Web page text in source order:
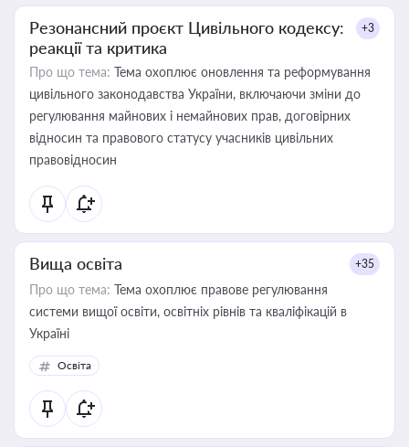
Резонансний проєкт Цивільного кодексу:
реакції та критика
+3
Про що тема: Тема охоплює оновлення та реформування
цивільного законодавства України, включаючи зміни до
регулювання майнових і немайнових прав, договірних
відносин та правового статусу учасників цивільних
правовідносин
Вища освіта +35
Про що тема: Тема охоплює правове регулювання
системи вищої освіти, освітніх рівнів та кваліфікацій в
Україні
Освіта